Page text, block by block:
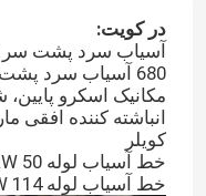
در کویت:
آسیاب سرد پشت سر هم 400 دو سر در
680 آسیاب سرد پشت سر هم دو سر در سال 2012
انباشته کننده افقی
کویلر
خط آسیاب لوله 50 HF ERW در سال 2015
خط آسیاب لوله 114 HF ERW در سال 2015